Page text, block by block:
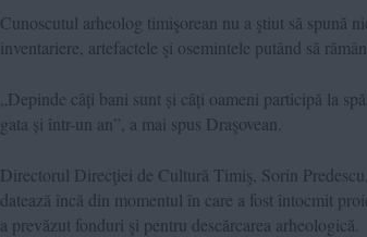
Cunoscutul arheolog timişorean nu a ştiut să spună
inventariere, artefactele şi osemintele putând să
„Depinde câți bani sunt și câți oameni participă la
gata și într-un an”, a mai spus Draşovean.
Directorul Direcţiei de Cultură Timiş, Sorin
datează încă din momentul în care a fost întocmit
a prevăzut fonduri şi pentru descărcarea arheologică.